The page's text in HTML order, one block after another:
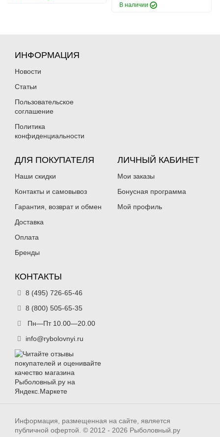
В наличии
ИНФОРМАЦИЯ
Новости
Статьи
Пользовательское
соглашение
Политика
конфиденциальности
ДЛЯ ПОКУПАТЕЛЯ
Наши скидки
Контакты и самовывоз
Гарантия, возврат и обмен
Доставка
Оплата
Бренды
ЛИЧНЫЙ КАБИНЕТ
Мои заказы
Бонусная программа
Мой профиль
КОНТАКТЫ
8 (495) 726-65-46
8 (800) 505-65-35
Пн—Пт 10.00—20.00
info@rybolovnyi.ru
Информация, размещенная на сайте, является
публичной офертой. © 2012 - 2026 Рыболовный.ру